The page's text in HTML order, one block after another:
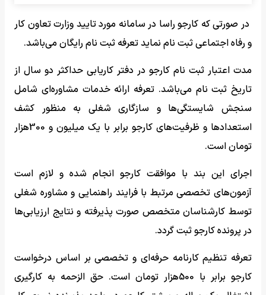
در صورتی که کارجو راسا در سامانه مورد تایید وزارت تعاون کار
و رفاه اجتماعی ثبت نام نماید تعرفه ثبت نام رایگان می‌باشد.
مدت اعتبار ثبت نام کارجو در دفتر کاریابی حداکثر دو سال از
تاریخ ثبت نام می‌باشد. تعرفه ارائه خدمات مشاوره‌ای شامل
سنجش شایستگی‌ها و سازگاری شغلی به منظور کشف
استعدادها و ظرفیت‌های کارجو برابر با یک میلیون و 300هزار
تومان است.
اجرای این بند با موافقت کارجو انجام شده و لازم است
آزمون‌های تخصصی مرتبط با فرایند راهنمایی و مشاوره شغلی
توسط کارشناسان متخصص صورت پذیرفته و نتایج ارزیابی‌ها
در پرونده کارجو ثبت گردد.
تعرفه تنظیم کارنامه حرفه‌ای و تخصصی بر اساس درخواست
کارجو برابر با 500هزار تومان است. حق الزحمه به کارگیری